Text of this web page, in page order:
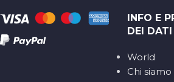
INFO E
DEI DATI
World
Chi siamo